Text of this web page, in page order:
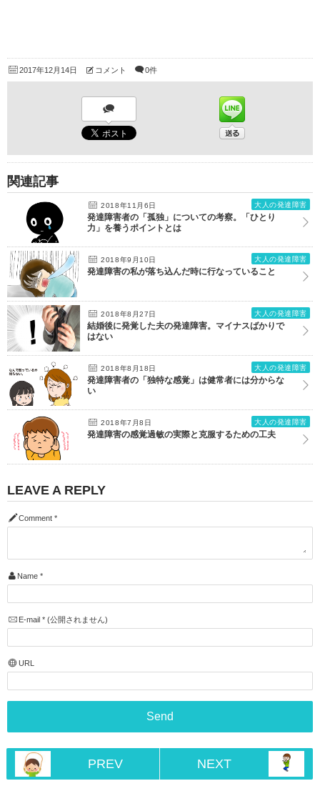
2017年12月14日 コメント 0件
関連記事
2018年11月6日 大人の発達障害
発達障害者の「孤独」についての考察。「ひとり
力」を養うポイントとは
2018年9月10日 大人の発達障害
発達障害の私が落ち込んだ時に行なっていること
2018年8月27日 大人の発達障害
結婚後に発覚した夫の発達障害。マイナスばかりで
はない
2018年8月18日 大人の発達障害
発達障害者の「独特な感覚」は健常者には分からな
い
2018年7月8日 大人の発達障害
発達障害の感覚過敏の実際と克服するための工夫
LEAVE A REPLY
Comment *
Name *
E-mail *(公開されません)
URL
PREV NEXT